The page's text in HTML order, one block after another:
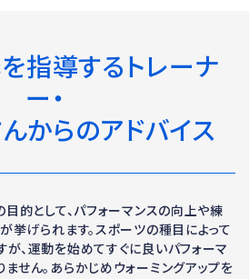
指導するトレーナ
ー・
からのアドバイス
目的として、パフォーマンスの向上や練
挙げられます。スポーツの種目によって
、運動を始めてすぐに良いパフォーマ
せん。あらかじめウォーミングアップを